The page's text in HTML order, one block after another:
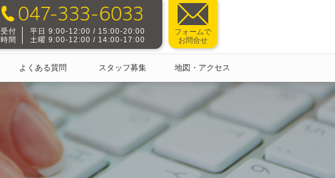
フォームで
お問合せ
受付
時間
平日 9:00-12:00 / 15:00-20:00
土曜 9:00-12:00 / 14:00-17:00
よくある質問 スタッフ募集 地図・アクセス